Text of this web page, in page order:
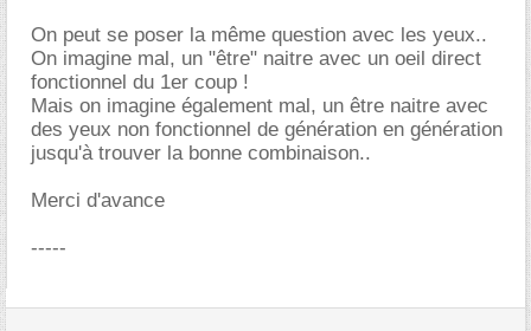
On peut se poser la même question avec les yeux..
On imagine mal, un "être" naitre avec un oeil direct
fonctionnel du 1er coup !
Mais on imagine également mal, un être naitre avec
des yeux non fonctionnel de génération en génération
jusqu'à trouver la bonne combinaison..
Merci d'avance
-----